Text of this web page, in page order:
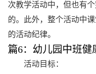
次教学活动中，但也有
的。此外，整个活动中
的活动纪律。
篇6：幼儿园中班健
活动目标：